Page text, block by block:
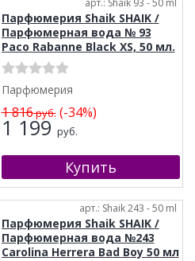
арт.: Shaik 93 - 50 ml
Парфюмерия Shaik SHAIK /
Парфюмерная вода № 93
Paco Rabanne Black XS, 50 мл.
Парфюмерия
1 816руб.(-34%)
1 199 руб.
арт.: Shaik 243 - 50 ml
Парфюмерия Shaik SHAIK /
Парфюмерная вода №243
Carolina Herrera Bad Boy 50 мл